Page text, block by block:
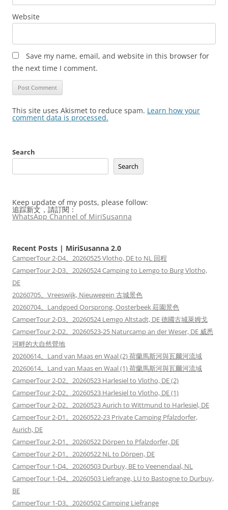
Website
Save my name, email, and website in this browser for
the next time I comment.
This site uses Akismet to reduce spam. Learn how your
comment data is processed.
Search
Search
Keep update of my posts, please follow:
追踪新文，請訂閱：
WhatsApp Channel of MiriSusanna
Recent Posts | MiriSusanna 2.0
CamperTour 2-D4。20260525 Vlotho, DE to NL 回程
CamperTour 2-D3。20260524 Camping to Lemgo to Burg Vlotho,
DE
20260705。Vreeswijk, Nieuwegein 古城景色
20260704。Landgoed Oorsprong, Oosterbeek 莊園景色
CamperTour 2-D3。20260524 Lemgo Altstadt, DE 德國古城萊姆戈
CamperTour 2-D2。20260523-25 Naturcamp an der Weser, DE 威悉
河畔的大自然營地
20260614。Land van Maas en Waal (2) 荷蘭馬斯河與瓦爾河流域
20260614。Land van Maas en Waal (1) 荷蘭馬斯河與瓦爾河流域
CamperTour 2-D2。20260523 Harlesiel to Vlotho, DE (2)
CamperTour 2-D2。20260523 Harlesiel to Vlotho, DE (1)
CamperTour 2-D2。20260523 Aurich to Wittmund to Harlesiel, DE
CamperTour 2-D1。20260522-23 Private Camping Pfalzdorfer,
Aurich, DE
CamperTour 2-D1。20260522 Dörpen to Pfalzdorfer, DE
CamperTour 2-D1。20260522 NL to Dörpen, DE
CamperTour 1-D4。20260503 Durbuy, BE to Veenendaal, NL
CamperTour 1-D4。20260503 Liefrange, LU to Bastogne to Durbuy,
BE
CamperTour 1-D3。20260502 Camping Liefrange